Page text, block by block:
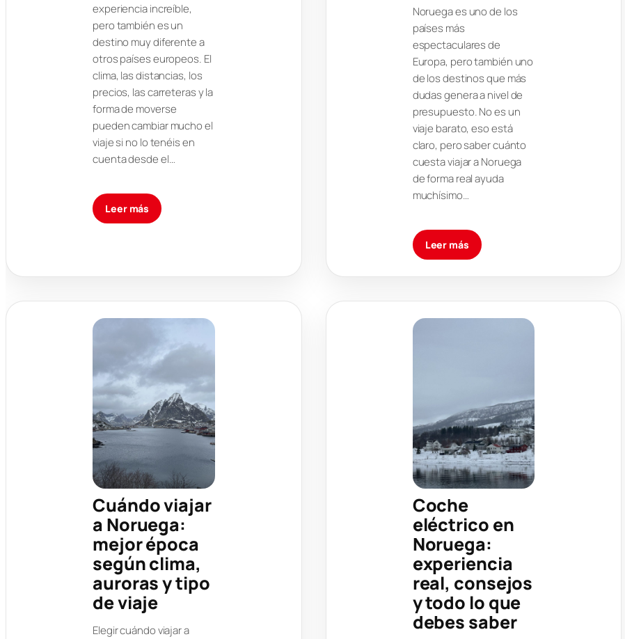
experiencia increíble,
pero también es un
destino muy diferente a
otros países europeos. El
clima, las distancias, los
precios, las carreteras y la
forma de moverse
pueden cambiar mucho el
viaje si no lo tenéis en
cuenta desde el…
Leer más
Noruega es uno de los
países más
espectaculares de
Europa, pero también uno
de los destinos que más
dudas genera a nivel de
presupuesto. No es un
viaje barato, eso está
claro, pero saber cuánto
cuesta viajar a Noruega
de forma real ayuda
muchísimo…
Leer más
Cuándo viajar
a Noruega:
mejor época
según clima,
auroras y tipo
de viaje
Elegir cuándo viajar a
Coche
eléctrico en
Noruega:
experiencia
real, consejos
y todo lo que
debes saber